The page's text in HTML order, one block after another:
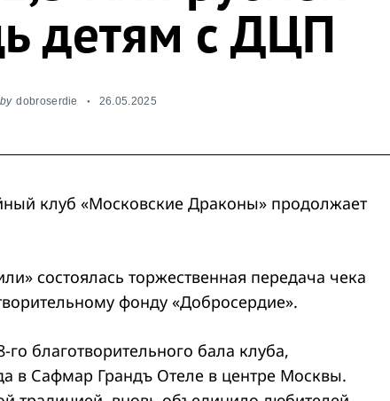
детям с ДЦП
by dobroserdie 26.05.2025
клуб «Московские Драконы» продолжает
состоялась торжественная передача чека
фонду «Добросердие».
благотворительного бала клуба,
в Сафмар Грандъ Отеле в центре Москвы.